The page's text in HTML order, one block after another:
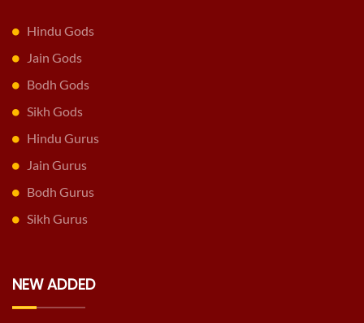
Hindu Gods
Jain Gods
Bodh Gods
Sikh Gods
Hindu Gurus
Jain Gurus
Bodh Gurus
Sikh Gurus
NEW ADDED